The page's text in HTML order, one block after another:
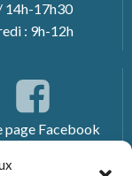
14h-17h30
: 9h-12h
page Facebook